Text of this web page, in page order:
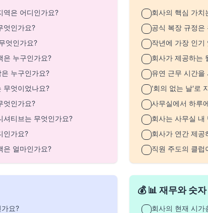
역은 어디인가요?
엇인가요?
엇인가요?
은 누구인가요?
누구인가요?
무엇이었나요?
엇인가요?
셔티브는 무엇인가요?
인가요?
은 얼마인가요?
회사의 핵심 가치
공식 복장 규정은
작년에 가장 인기
회사가 제공하는
유연 근무 시간을
'회의 없는 날'로
사무실에서 하루
회사는 사무실 내
회사가 연간 제공
직원 주도의 클럽
요?
💰 📊 재무와 숫자
회사의 현재 시가